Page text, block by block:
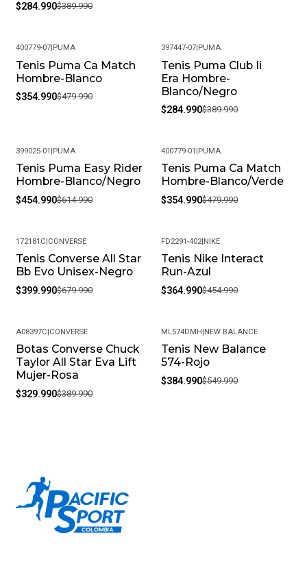
$284.990$389.990
-26%
400779-07|PUMA
Tenis Puma Ca Match
Hombre-Blanco
$354.990$479.990
-27%
397447-07|PUMA
Tenis Puma Club Ii
Era Hombre-
Blanco/Negro
$284.990$389.990
-26%
399025-01 |PUMA
Tenis Puma Easy Rider
Hombre-Blanco/Negro
$454.990$614.990
-26%
400779-01 |PUMA
Tenis Puma Ca Match
Hombre-Blanco/Verde
$354.990$479.990
-41%
172181C|CONVERSE
Tenis Converse All Star
Bb Evo Unisex-Negro
$399.990$679.990
-20%
FD2291-402|NIKE
Tenis Nike Interact
Run-Azul
$364.990$454.990
-15%
A08397C|CONVERSE
Botas Converse Chuck
Taylor All Star Eva Lift
Mujer-Rosa
$329.990$389.990
-30%
ML574DMH|NEW BALANCE
Tenis New Balance
574-Rojo
$384.990$549.990